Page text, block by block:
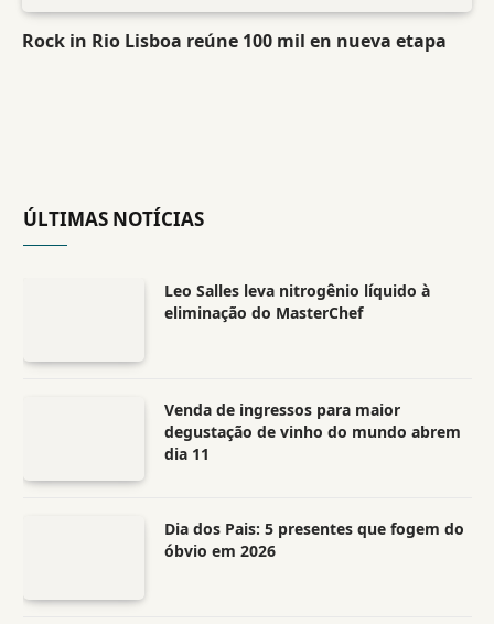
Rock in Rio Lisboa reúne 100 mil en nueva etapa
ÚLTIMAS NOTÍCIAS
Leo Salles leva nitrogênio líquido à
eliminação do MasterChef
Venda de ingressos para maior
degustação de vinho do mundo abrem
dia 11
Dia dos Pais: 5 presentes que fogem do
óbvio em 2026